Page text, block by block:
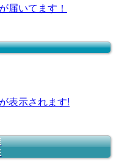
届いてます！
表示されます!